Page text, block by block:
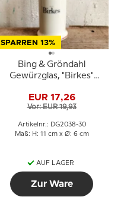
SPARREN 13%
Bing & Gröndahl
Gewürzglas, "Birkes"
EUR 17,26
Vor: EUR 19,93
Artikelnr.: DG2038-30
Maß: H: 11 cm x Ø: 6 cm
AUF LAGER
Zur Ware